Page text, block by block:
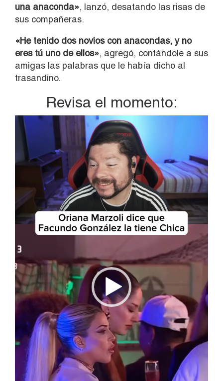
una anaconda», lanzó, desatando las risas de
sus compañeras.
«He tenido dos novios con anacondas, y no
eres tú uno de ellos», agregó, contándole a sus
amigas las palabras que le había dicho al
trasandino.
Revisa el momento:
Reproductor
vídeo